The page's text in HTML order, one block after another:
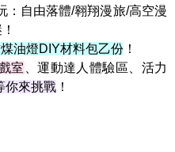
：自由落體/翱翔漫旅/高空漫
油燈DIY材料包乙份 ！
室
、運動達人體驗區、活力
你來挑戰 ！